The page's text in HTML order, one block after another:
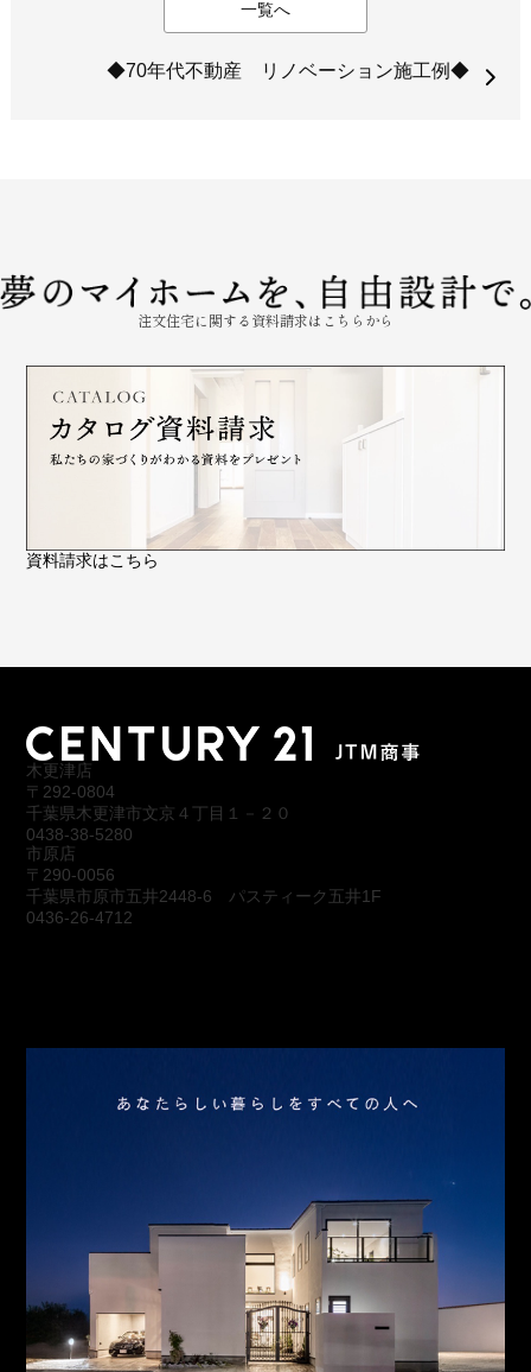
一覧へ
◆70年代不動産 リノベーション施工例◆
注文住宅に関する資料請求はこちらから
資料請求はこちら
木更津店
〒292-0804
千葉県木更津市文京４丁目１－２０
0438-38-5280
市原店
〒290-0056
千葉県市原市五井2448-6 パスティーク五井1F
0436-26-4712